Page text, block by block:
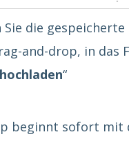
Sie die gespeicherte
and-drop, in das
“
beginnt sofort mit